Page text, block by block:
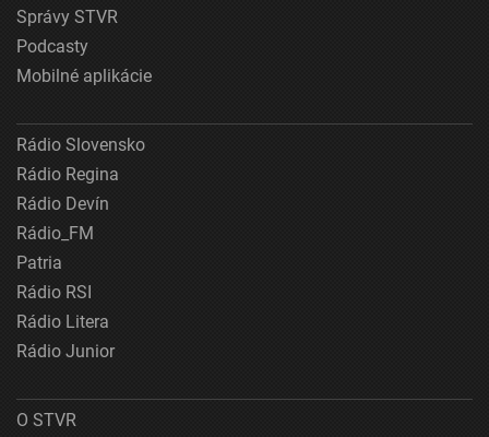
Správy STVR
Podcasty
Mobilné aplikácie
Rádio Slovensko
Rádio Regina
Rádio Devín
Rádio_FM
Patria
Rádio RSI
Rádio Litera
Rádio Junior
O STVR